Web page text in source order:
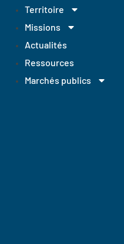
Territoire
Missions
Actualités
Ressources
Marchés publics